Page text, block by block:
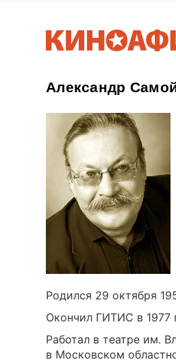
Александр
Родился 29 октября
Окончил ГИТИС в 1977
Работал в театре им.
в Московском